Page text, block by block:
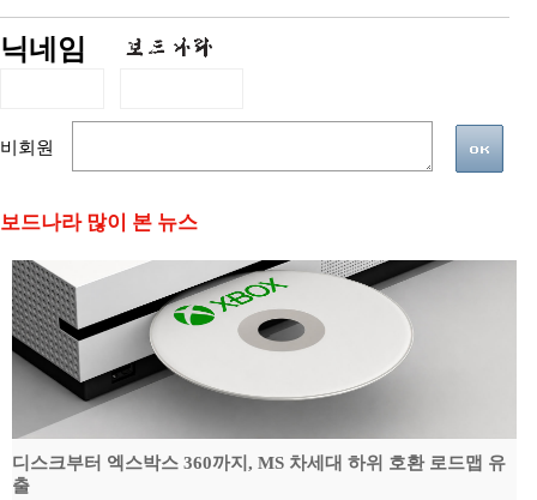
닉네임
비회원
보드나라 많이 본 뉴스
디스크부터 엑스박스 360까지, MS 차세대 하위 호환 로드맵 유
출